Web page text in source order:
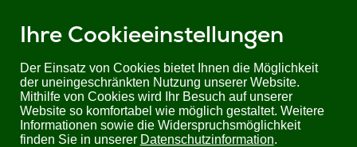
Ihre Cookieeinstellungen
Der Einsatz von Cookies bietet Ihnen die Möglichkeit
der uneingeschränkten Nutzung unserer Website.
Mithilfe von Cookies wird Ihr Besuch auf unserer
Website so komfortabel wie möglich gestaltet. Weitere
Informationen sowie die Widerspruchsmöglichkeit
finden Sie in unserer Datenschutzinformation.
Sie befinden sich hier:Startseite Produkte
Videotechnik
Aurora PS0081-1 | 24W High Power PoE Injektor